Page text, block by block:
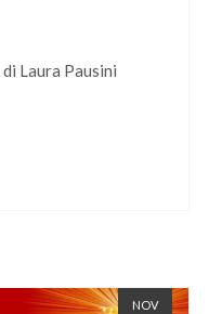
Laura Pausini
NOV